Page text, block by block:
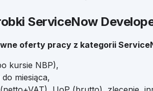
ServiceNow
oferty pracy z kategorii
kursie NBP),
miesiąca,